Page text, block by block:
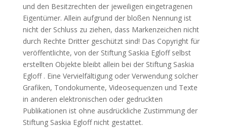
und den Besitzrechten der jeweiligen eingetragenen
Eigentümer. Allein aufgrund der bloßen Nennung ist
nicht der Schluss zu ziehen, dass Markenzeichen nicht
durch Rechte Dritter geschützt sind! Das Copyright für
veröffentlichte, von der Stiftung Saskia Egloff selbst
erstellten Objekte bleibt allein bei der Stiftung Saskia
Egloff . Eine Vervielfältigung oder Verwendung solcher
Grafiken, Tondokumente, Videosequenzen und Texte
in anderen elektronischen oder gedruckten
Publikationen ist ohne ausdrückliche Zustimmung der
Stiftung Saskia Egloff nicht gestattet.